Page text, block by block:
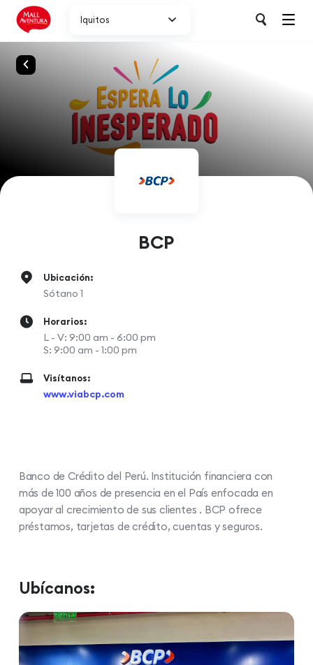
Iquitos
BCP
Ubicación:
Sótano 1
Horarios:
L - V: 9:00 am - 6:00 pm
S: 9:00 am - 1:00 pm
Visítanos:
www.viabcp.com
Banco de Crédito del Perú. Institución financiera con
más de 100 años de presencia en el País enfocada en
apoyar al crecimiento de sus clientes . BCP ofrece
préstamos, tarjetas de crédito, cuentas y seguros.
Ubícanos: